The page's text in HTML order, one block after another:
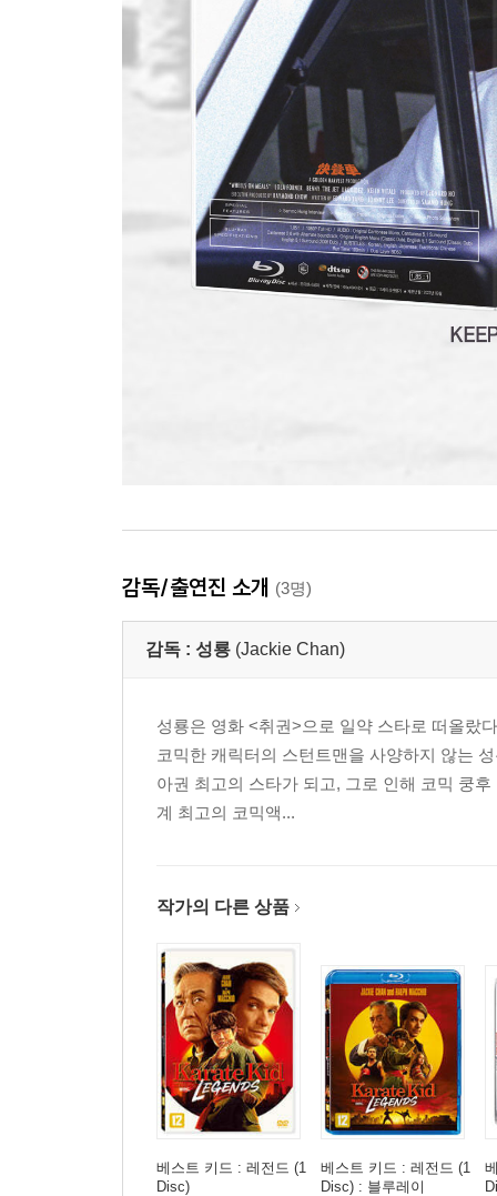
감독/출연진 소개 (3명)
감독 : 성룡 (Jackie Chan)
성룡은 영화 <취권>으로 일약 스타로 떠올랐
코믹한 캐릭터의 스턴트맨을 사양하지 않는
아권 최고의 스타가 되고, 그로 인해 코믹 쿵
계 최고의 코믹액...
작가의 다른 상품
베스트 키드 : 레전드 (1
Disc)
베스트 키드 : 레전드 (1
Disc) : 블루레이